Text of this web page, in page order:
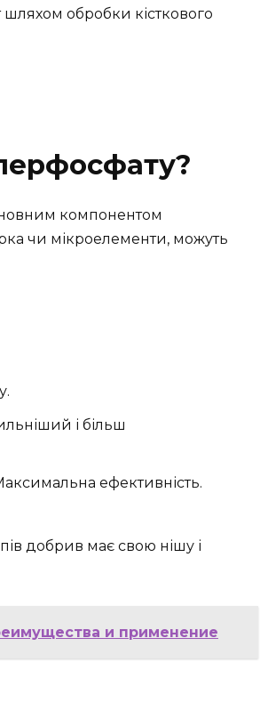
обробки кісткового
компонентом
чи мікроелементи, можуть
і більш
ефективність.
добрив має свою нішу і
и применение